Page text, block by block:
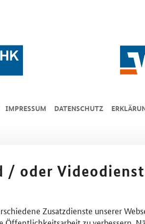
IMPRESSUM DA­TEN­SCHUTZ
/ oder Videodienst
Zusatzdienste unserer